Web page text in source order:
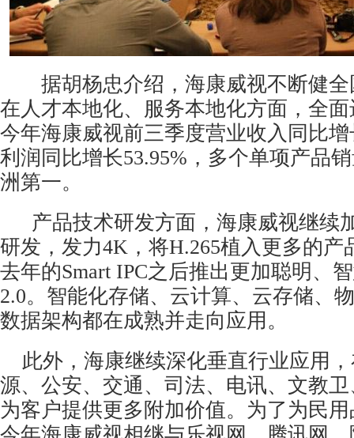
据胡杨忠介绍，海康威视不断健全
在人才本地化、服务本地化方面，全
今年海康威视前三季度营业收入同比增
利润同比增长53.95%，多个单项产品
洲第一。
产品技术研发方面，海康威视继续
研发，发力4K，将H.265植入更多的产
去年的Smart IPC之后推出更加聪明、
2.0。智能化存储、云计算、云存储、
数据架构都在成熟并走向应用。
此外，海康继续深化垂直行业应用
源、公安、交通、司法、电讯、文教
为客户提供更多附加价值。为了为民